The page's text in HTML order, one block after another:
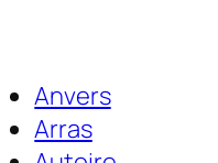
Anvers
Arras